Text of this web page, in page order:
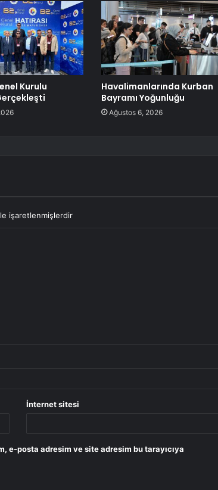
Kurulu
Havalimanlarında Kurban
Bayramı Yoğunluğu
Ağustos 6, 2026
işaretlenmişlerdir
İnternet sitesi
e-posta adresim ve site adresim bu tarayıcıya